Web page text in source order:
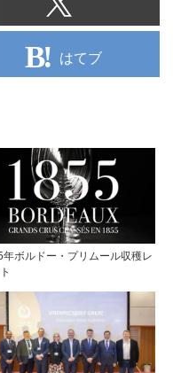
多数。六畳のえる, 倉
も可能。また酔いが回
どき 酩探偵天沢理香
はてブ
年ボルドー・プリムール収穫レ